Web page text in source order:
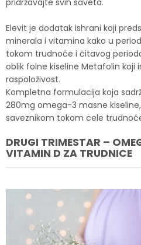
pridržavajte svih saveta.
Elevit je dodatak ishrani koji
minerala i vitamina kako u
tokom trudnoće i čitavog
oblik folne kiseline Metafolin koji
raspoloživost.
Kompletna formulacija koja
280mg omega-3 masne
saveznikom tokom cele
DRUGI TRIMESTAR –
VITAMIN D ZA TRUDNICE